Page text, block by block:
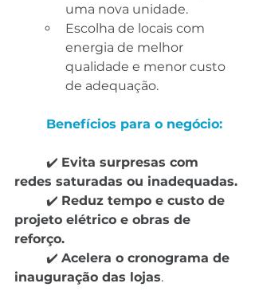
uma nova unidade.
Escolha de locais com
energia de melhor
qualidade e menor custo
de adequação.
	Benefícios para o negócio:
✔️ Evita surpresas com
redes saturadas ou inadequadas.
	✔️
Reduz tempo e custo de
projeto elétrico e obras de
reforço.
	✔️
Acelera o cronograma de
inauguração das lojas.